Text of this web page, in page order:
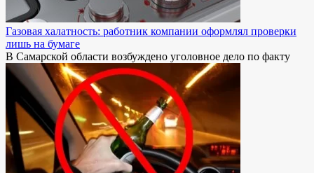
Газовая халатность: работник компании оформлял проверки
лишь на бумаге
В Самарской области возбуждено уголовное дело по факту